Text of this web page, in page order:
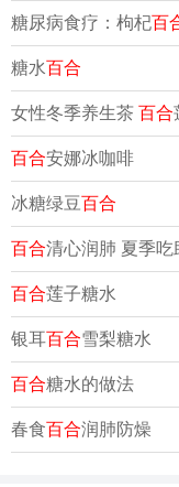
糖尿病食疗：枸杞百
糖水百合
女性冬季养生茶 百合
百合安娜冰咖啡
冰糖绿豆百合
百合清心润肺 夏季吃
百合莲子糖水
银耳百合雪梨糖水
百合糖水的做法
春食百合润肺防燥